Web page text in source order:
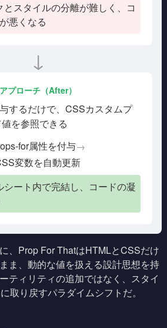
とスタイルの分離が難しく、コ
悪くなる
↓
プローチ（After）
するだけで、CSSカスタムプ
を参照できる
for属性を付与→
変数を自動更新
シート内で完結し、コードの凝
、Prop For ThatはHTMLとCSSだけ
ま、動的な値を扱える設計思想を持
ティリティの追加ではなく、スタイ
取り戻すパラダイムシフトだ。